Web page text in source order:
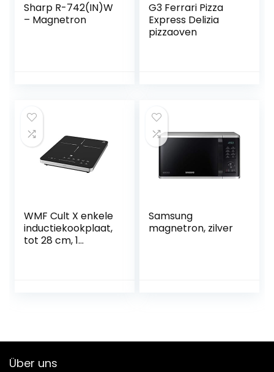
Sharp R-742(IN)W
– Magnetron
G3 Ferrari Pizza
Express Delizia
pizzaoven
WMF Cult X enkele
inductiekookplaat,
tot 28 cm, 1
Samsung
magnetron, zilver
Über uns